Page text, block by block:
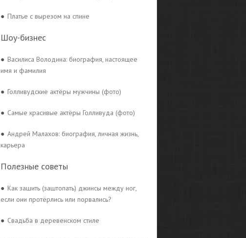
● Платье с вырезом на спине
Шоу-бизнес
● Василиса Володина: биография, настоящее
имя и фамилия
● Голливудские актёры мужчины (фото)
● Самые красивые актёры Голливуда (фото)
● Андрей Малахов: биография, личная жизнь,
карьера
Полезные советы
● Как зашить (заштопать) джинсы между ног,
если они протёрлись или порвались?
● Свадьба в деревенском стиле